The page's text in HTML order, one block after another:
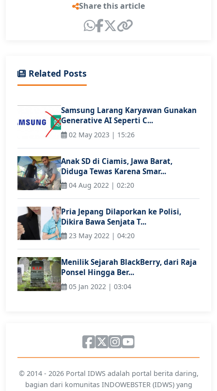
Share this article
Related Posts
Samsung Larang Karyawan Gunakan
Generative AI Seperti C...
02 May 2023 | 15:26
Anak SD di Ciamis, Jawa Barat,
Diduga Tewas Karena Smar...
04 Aug 2022 | 02:20
Pria Jepang Dilaporkan ke Polisi,
Dikira Bawa Senjata T...
23 May 2022 | 04:20
Menilik Sejarah BlackBerry, dari Raja
Ponsel Hingga Ber...
05 Jan 2022 | 03:04
© 2014 - 2026 Portal IDWS adalah portal berita daring,
bagian dari komunitas INDOWEBSTER (IDWS) yang